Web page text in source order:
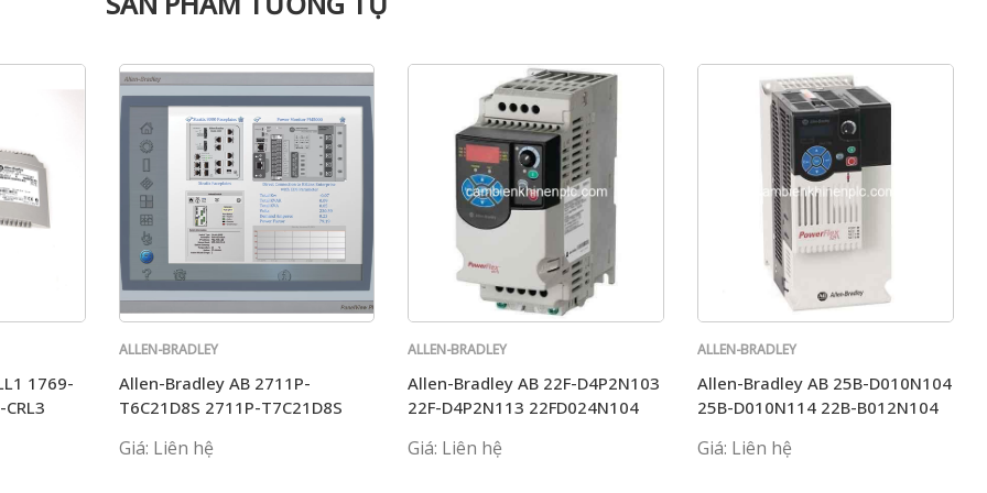
1769-
ALLEN-BRADLEY
Allen-Bradley AB 2711P-
T6C21D8S 2711P-T7C21D8S
Giá: Liên hệ
ALLEN-BRADLEY
Allen-Bradley AB 22F-D4P2N103
22F-D4P2N113 22FD024N104
Giá: Liên hệ
ALLEN-BRADLEY
Allen-Bradley AB 25B-D010N104
25B-D010N114 22B-B012N104
Giá: Liên hệ